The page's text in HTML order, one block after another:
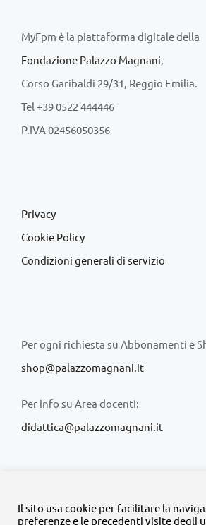
MyFpm è la piattaforma digitale della
Fondazione Palazzo Magnani,
Corso Garibaldi 29/31, Reggio Emilia.
Tel +39 0522 444446
P.IVA 02456050356
Privacy
Cookie Policy
Condizioni generali di servizio
Per ogni richiesta su Abbonamenti e
shop@palazzomagnani.it
Per info su Area docenti:
didattica@palazzomagnani.it
Il sito usa cookie per facilitare la
preferenze e le precedenti visite degli